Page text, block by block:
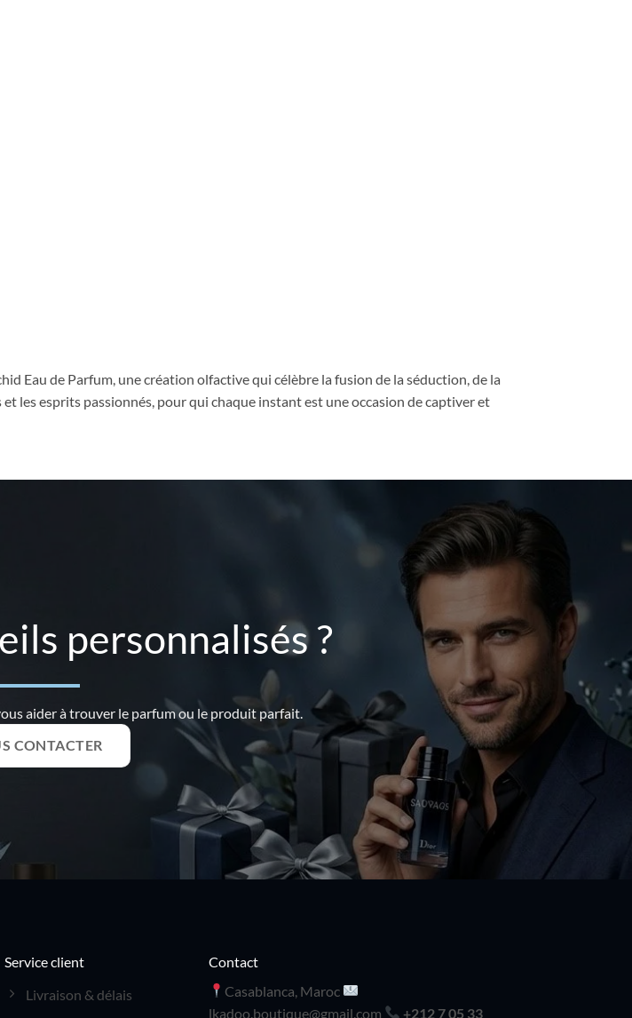
Eau de Parfum, une création olfactive qui célèbre la fusion de la séduction, de la
les esprits passionnés, pour qui chaque instant est une occasion de captiver et
personnalisés ?
aider à trouver le parfum ou le produit parfait.
CONTACTER
Service client
Livraison & délais
Contact
Casablanca, Maroc
lkadoo.boutique@gmail.com
+212 7 05 33